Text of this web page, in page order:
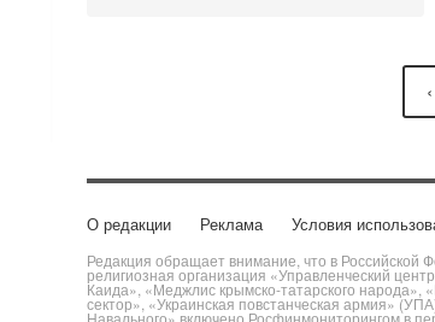
‹
О редакции Реклама Условия
Редакция обращает внимание, что в Российской
религиозная организация «Управленческий
Каида», «Меджлис крымско-татарского
сектор», «Украинская повстанческая армия»
Навального» включено Росфинмониторингом в